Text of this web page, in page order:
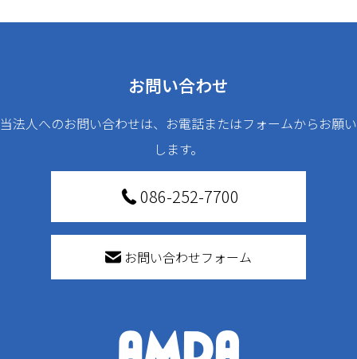
お問い合わせ
当法人へのお問い合わせは、お電話またはフォームからお願い
します。
086-252-7700
お問い合わせフォーム